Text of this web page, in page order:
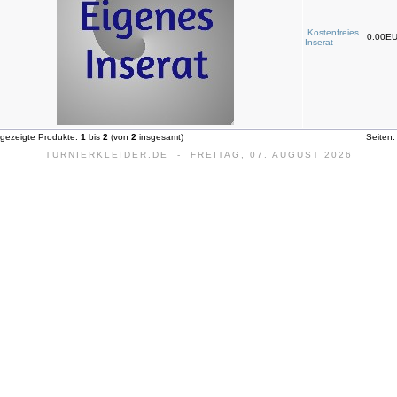
Kostenfreies
Inserat
Produkte: 1 bis 2 (von 2 insgesamt) Seiten:
TURNIERKLEIDER.DE - FREITAG, 07. AUGUST 2026